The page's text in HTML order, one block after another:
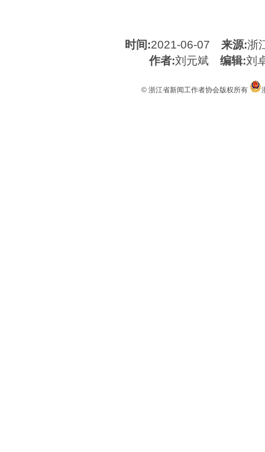
时间:2021-06-07来源:浙
作者:刘元斌 编辑:刘
© 浙江省新闻工作者协会版权所有